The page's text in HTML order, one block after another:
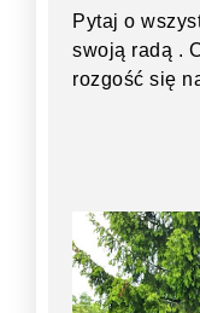
Pytaj o
swoją radą .
rozgość się